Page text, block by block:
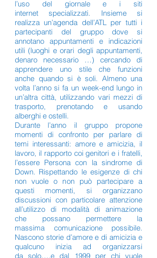
l’uso del giornale e i siti
internet specializzati. Insieme si
realizza un’agenda dell’ATL per tutti i
partecipanti del gruppo dove si
annotano appuntamenti e indicazioni
utili (luoghi e orari degli appuntamenti,
denaro necessario …) cercando di
apprendere uno stile che funzioni
anche quando si è soli. Almeno una
volta l’anno si fa un week-end lungo in
un’altra città, utilizzando vari mezzi di
trasporto, prenotando e usando
alberghi e ostelli.
Durante l’anno il gruppo propone
momenti di confronto per parlare di
temi interessanti: amore e amicizia, il
lavoro, il rapporto coi genitori e i fratelli,
l’essere Persona con la sindrome di
Down. Rispettando le esigenze di chi
non vuole o non può partecipare a
questi momenti, si organizzano
discussioni con particolare attenzione
all’utilizzo di modalità di animazione
che possano permettere la
massima comunicazione possibile.
Nascono storie d’amore e di amicizia e
qualcuno inizia ad organizzarsi
da solo….e dal 1999 per chi vuole